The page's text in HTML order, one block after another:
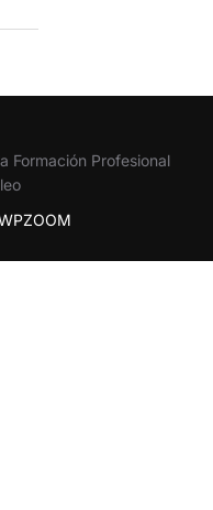
Profesional